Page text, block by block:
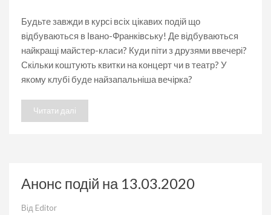
Будьте завжди в курсі всіх цікавих подій що
відбуваються в Івано-Франківську! Де відбуваються
найкращі майстер-класи? Куди піти з друзями ввечері?
Скільки коштують квитки на концерт чи в театр? У
якому клубі буде найзапальніша вечірка?
Читати далі
Анонс подій на 13.03.2020
Від Editor